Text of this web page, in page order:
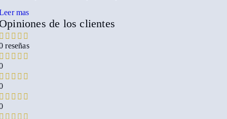
mas
de los clientes
reseñas